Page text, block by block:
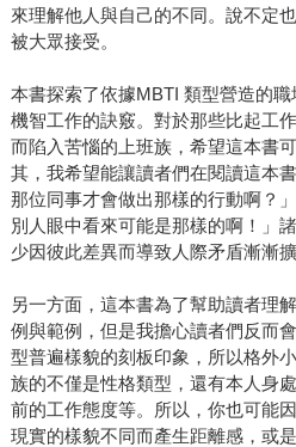
來理解他人與自己的不同。說不定
被大眾接受。
本書探索了依據MBTI 類型營造的
機智工作的訣竅。對於那些比起工
而陷入苦惱的上班族，希望這本書
其，我希望能讓讀者們在閱讀這本
那位同事才會做出那樣的行動啊？
別人眼中看來可能是那樣的啊！」
少因彼此差異而導致人際矛盾漸漸
另一方面，這本書為了幫助讀者理
例與範例，但是我擔心讀者們反而
型普遍樣貌的刻板印象，所以格外
族的不僅是性格類型，還有本人身
前的工作態度等。所以，你也可能
現實的樣貌不同而產生距離感，或